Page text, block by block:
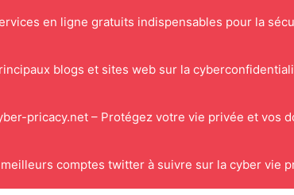
en ligne gratuits indispensables pour la
blogs et sites web sur la
pricacy.net – Protégez votre vie privée et vos
comptes twitter à suivre sur la cyber vie